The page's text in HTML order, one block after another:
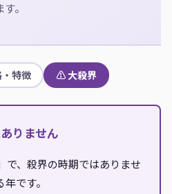
。
特徴 ⚠ 大殺界
りません
で、殺界の時期ではありませ
です。